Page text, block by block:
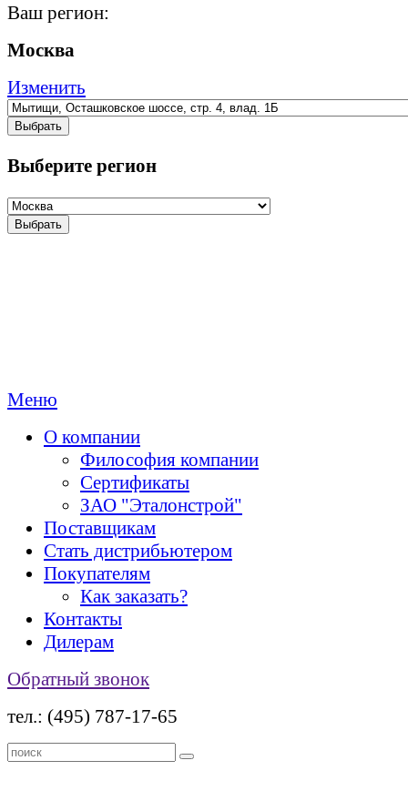
Ваш регион:
Москва
Изменить
Выбрать
Выберите регион
Выбрать
Меню
О компании
Философия компании
Сертификаты
ЗАО "Эталонстрой"
Поставщикам
Стать дистрибьютером
Покупателям
Как заказать?
Контакты
Дилерам
Обратный звонок
тел.: (495) 787-17-65